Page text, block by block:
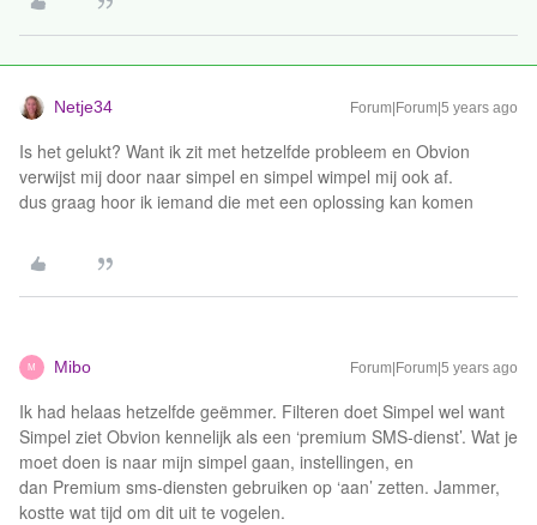
Netje34 Forum|Forum|5 years ago
Is het gelukt? Want ik zit met hetzelfde probleem en Obvion
verwijst mij door naar simpel en simpel wimpel mij ook af.
dus graag hoor ik iemand die met een oplossing kan komen
M Mibo Forum|Forum|5 years ago
Ik had helaas hetzelfde geëmmer. Filteren doet Simpel wel want
Simpel ziet Obvion kennelijk als een ‘premium SMS-dienst’. Wat je
moet doen is naar mijn simpel gaan, instellingen, en
dan Premium sms-diensten gebruiken op ‘aan’ zetten. Jammer,
kostte wat tijd om dit uit te vogelen.